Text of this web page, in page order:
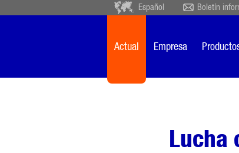
Español Boletín
Actual Empresa
Lucha